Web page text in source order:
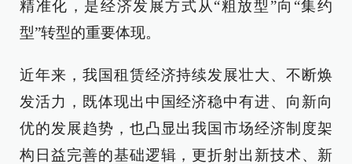
精准化，是经济发展方式从“粗放型”向“集约
型”转型的重要体现。
近年来，我国租赁经济持续发展壮大、不断焕
发活力，既体现出中国经济稳中有进、向新向
优的发展趋势，也凸显出我国市场经济制度架
构日益完善的基础逻辑，更折射出新技术、新